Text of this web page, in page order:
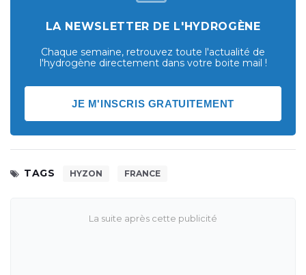
LA NEWSLETTER DE L'HYDROGÈNE
Chaque semaine, retrouvez toute l'actualité de
l'hydrogène directement dans votre boite mail !
JE M'INSCRIS GRATUITEMENT
TAGS HYZON FRANCE